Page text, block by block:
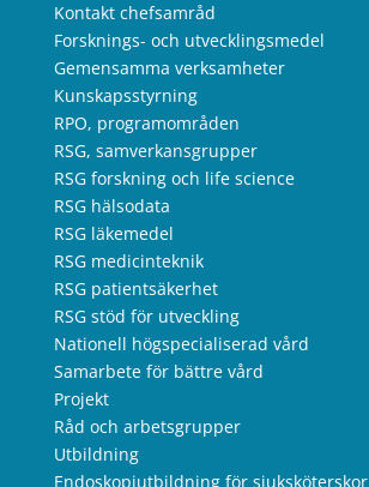
Kontakt chefsamråd
Forsknings- och utvecklingsmedel
Gemensamma verksamheter
Kunskapsstyrning
RPO, programområden
RSG, samverkansgrupper
RSG forskning och life science
RSG hälsodata
RSG läkemedel
RSG medicinteknik
RSG patientsäkerhet
RSG stöd för utveckling
Nationell högspecialiserad vård
Samarbete för bättre vård
Projekt
Råd och arbetsgrupper
Utbildning
Endoskopiutbildning för sjuksköterskor